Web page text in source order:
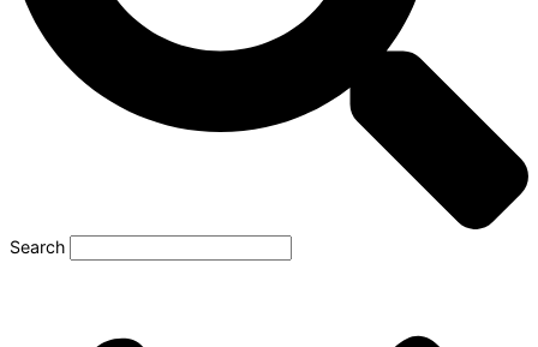
Search